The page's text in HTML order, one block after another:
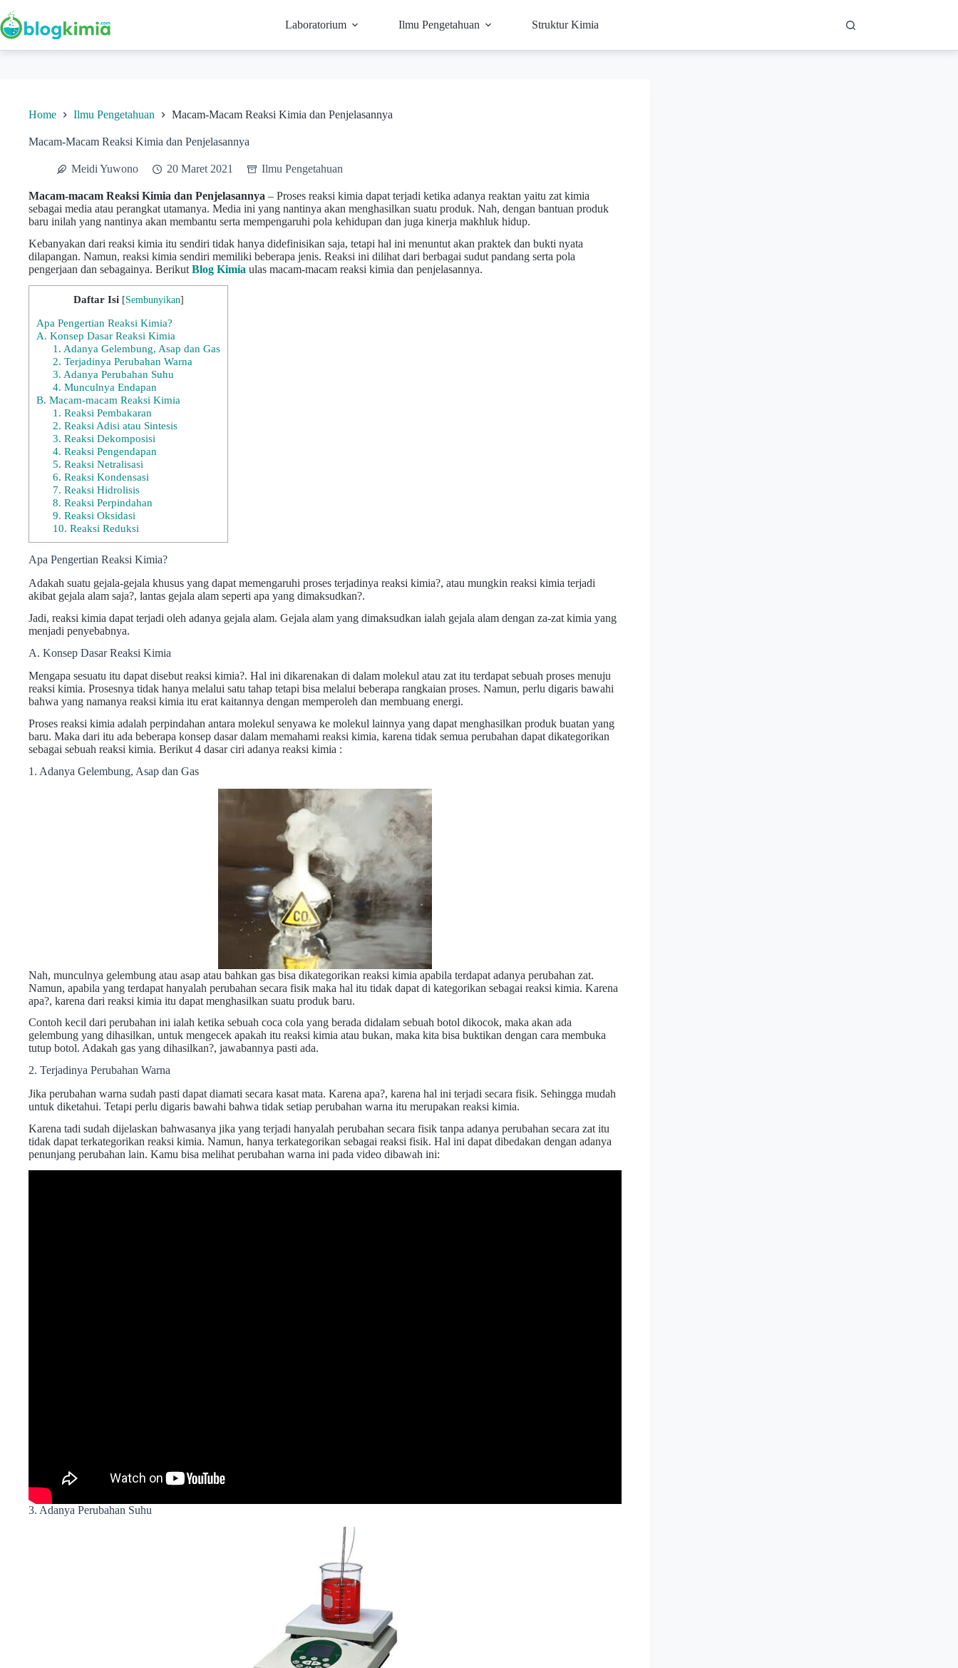
to
content
Laboratorium Ilmu Pengetahuan Struktur Kimia
Home Ilmu Pengetahuan Macam-Macam Reaksi Kimia dan Penjelasannya
Macam-Macam Reaksi Kimia dan Penjelasannya
Meidi Yuwono 20 Maret 2021 Ilmu Pengetahuan
Macam-macam Reaksi Kimia dan Penjelasannya – Proses reaksi kimia dapat terjadi ketika adanya reaktan yaitu zat kimia
sebagai media atau perangkat utamanya. Media ini yang nantinya akan menghasilkan suatu produk. Nah, dengan bantuan produk
baru inilah yang nantinya akan membantu serta mempengaruhi pola kehidupan dan juga kinerja makhluk hidup.
Kebanyakan dari reaksi kimia itu sendiri tidak hanya didefinisikan saja, tetapi hal ini menuntut akan praktek dan bukti nyata
dilapangan. Namun, reaksi kimia sendiri memiliki beberapa jenis. Reaksi ini dilihat dari berbagai sudut pandang serta pola
pengerjaan dan sebagainya. Berikut Blog Kimia ulas macam-macam reaksi kimia dan penjelasannya.
Daftar Isi [Sembunyikan]
Apa Pengertian Reaksi Kimia?
A. Konsep Dasar Reaksi Kimia
1. Adanya Gelembung, Asap dan Gas
2. Terjadinya Perubahan Warna
3. Adanya Perubahan Suhu
4. Munculnya Endapan
B. Macam-macam Reaksi Kimia
1. Reaksi Pembakaran
2. Reaksi Adisi atau Sintesis
3. Reaksi Dekomposisi
4. Reaksi Pengendapan
5. Reaksi Netralisasi
6. Reaksi Kondensasi
7. Reaksi Hidrolisis
8. Reaksi Perpindahan
9. Reaksi Oksidasi
10. Reaksi Reduksi
Apa Pengertian Reaksi Kimia?
Adakah suatu gejala-gejala khusus yang dapat memengaruhi proses terjadinya reaksi kimia?, atau mungkin reaksi kimia terjadi
akibat gejala alam saja?, lantas gejala alam seperti apa yang dimaksudkan?.
Jadi, reaksi kimia dapat terjadi oleh adanya gejala alam. Gejala alam yang dimaksudkan ialah gejala alam dengan za-zat kimia yang
menjadi penyebabnya.
A. Konsep Dasar Reaksi Kimia
Mengapa sesuatu itu dapat disebut reaksi kimia?. Hal ini dikarenakan di dalam molekul atau zat itu terdapat sebuah proses menuju
reaksi kimia. Prosesnya tidak hanya melalui satu tahap tetapi bisa melalui beberapa rangkaian proses. Namun, perlu digaris bawahi
bahwa yang namanya reaksi kimia itu erat kaitannya dengan memperoleh dan membuang energi.
Proses reaksi kimia adalah perpindahan antara molekul senyawa ke molekul lainnya yang dapat menghasilkan produk buatan yang
baru. Maka dari itu ada beberapa konsep dasar dalam memahami reaksi kimia, karena tidak semua perubahan dapat dikategorikan
sebagai sebuah reaksi kimia. Berikut 4 dasar ciri adanya reaksi kimia :
1. Adanya Gelembung, Asap dan Gas
Nah, munculnya gelembung atau asap atau bahkan gas bisa dikategorikan reaksi kimia apabila terdapat adanya perubahan zat.
Namun, apabila yang terdapat hanyalah perubahan secara fisik maka hal itu tidak dapat di kategorikan sebagai reaksi kimia. Karena
apa?, karena dari reaksi kimia itu dapat menghasilkan suatu produk baru.
Contoh kecil dari perubahan ini ialah ketika sebuah coca cola yang berada didalam sebuah botol dikocok, maka akan ada
gelembung yang dihasilkan, untuk mengecek apakah itu reaksi kimia atau bukan, maka kita bisa buktikan dengan cara membuka
tutup botol. Adakah gas yang dihasilkan?, jawabannya pasti ada.
2. Terjadinya Perubahan Warna
Jika perubahan warna sudah pasti dapat diamati secara kasat mata. Karena apa?, karena hal ini terjadi secara fisik. Sehingga mudah
untuk diketahui. Tetapi perlu digaris bawahi bahwa tidak setiap perubahan warna itu merupakan reaksi kimia.
Karena tadi sudah dijelaskan bahwasanya jika yang terjadi hanyalah perubahan secara fisik tanpa adanya perubahan secara zat itu
tidak dapat terkategorikan reaksi kimia. Namun, hanya terkategorikan sebagai reaksi fisik. Hal ini dapat dibedakan dengan adanya
penunjang perubahan lain. Kamu bisa melihat perubahan warna ini pada video dibawah ini:
3. Adanya Perubahan Suhu